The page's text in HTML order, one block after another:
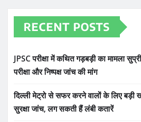
RECENT POSTS
JPSC परीक्षा में कथित गड़बड़ी का मामला
परीक्षा और निष्पक्ष जांच की मांग
दिल्ली मेट्रो से सफर करने वालों के लिए बड़ी
सुरक्षा जांच, लग सकती हैं लंबी कतारें